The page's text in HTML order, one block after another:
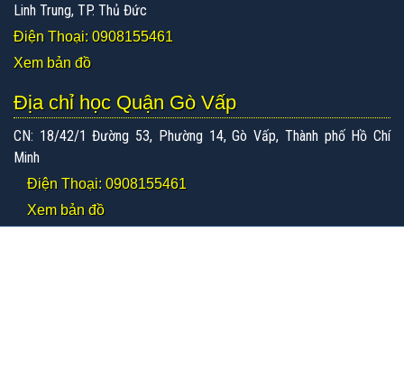
Linh Trung, TP. Thủ Đức
Điện Thoại: 0908155461
Xem bản đồ
Địa chỉ học Quận Gò Vấp
CN: 18/42/1 Đường 53, Phường 14, Gò Vấp, Thành phố Hồ Chí
Minh
Điện Thoại: 0908155461
Xem bản đồ